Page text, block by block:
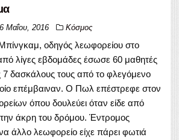
Μαΐου, 2016 Κόσμος
οδηγός λεωφορείου στο
λίγες εβδομάδες έσωσε 60 μαθητές
7 δασκάλους τους από το φλεγόμενο
επέμβαιναν. Ο Πωλ επέστρεφε στον
όπου δουλεύει όταν είδε από
άκρη του δρόμου. Έντρομος
άλλο λεωφορείο είχε πάρει φωτιά